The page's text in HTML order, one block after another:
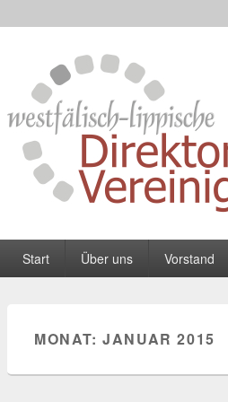
Westfälisch-
Start Über uns Vorstand
MONAT:JANUAR 2015